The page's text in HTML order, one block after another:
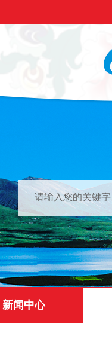
新闻中心